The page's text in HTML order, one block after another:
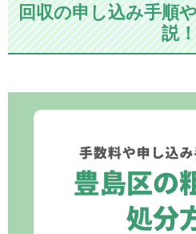
回収の申し込み手順
説